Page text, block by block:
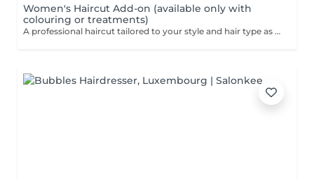
Women's Haircut Add-on (available only with
colouring or treatments)
A professional haircut tailored to your style and hair type as an add-on to colouring or treatments. We begin with a short consultation to discuss your expectations, followed by a gentle wash while you relax lying comfortably in our Maletti chair, a precise cut, and a smooth blow-dry. We use Dyson Pro tools that protect your hair from excessive heat and deliver a sleek, polished finish. LaBiosthétique care and styling products provide holistic care for hair and scalp, combining scientific research with carefully selected natural ingredients. All brushes are sanitised with Sibel equipment, which effectively removes hair, product buildup, and impurities while reducing bacteria on the brush surface to maintain high hygiene standards for every client. For a more defined final look, styling can be added as an add-on. Simple, Moderate, Complex This grading reflects your hair's individual characteristics, such as texture, density, and length and is assessed by your hairdresser at the start of your visit. Not sure which to choose? We recommend booking Complex. The price will be adjusted after your consultation. Note: This is not related to the difficulty of haircuts or timing.